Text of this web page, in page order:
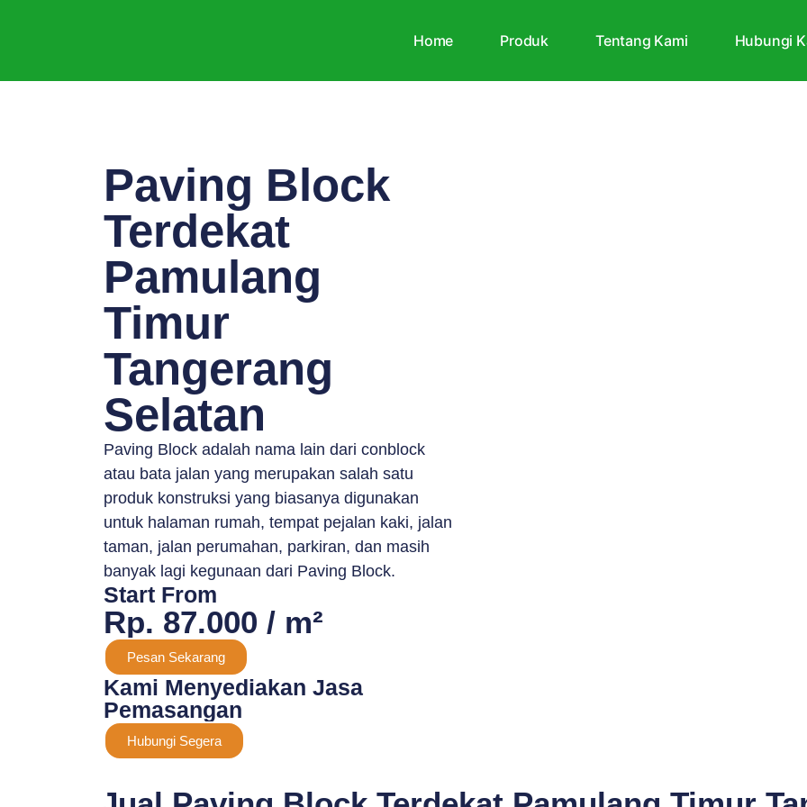
Home Produk Tentang Kami Hubungi
Paving Block
Terdekat
Pamulang
Timur
Tangerang
Selatan
Paving Block adalah nama lain dari conblock
atau bata jalan yang merupakan salah satu
produk konstruksi yang biasanya digunakan
untuk halaman rumah, tempat pejalan kaki, jalan
taman, jalan perumahan, parkiran, dan masih
banyak lagi kegunaan dari Paving Block.
Start From
Rp. 87.000 / m²
Pesan Sekarang
Kami Menyediakan Jasa
Pemasangan
Hubungi Segera